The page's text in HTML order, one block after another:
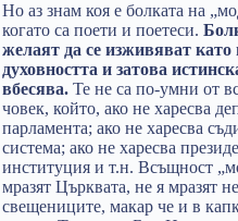
Но аз знам коя е болката на
когато са поети и поетеси.
желаят да се изживяват като
духовността и затова
вбесява. Те не са по-умни от
човек, който, ако не харесва
парламента; ако не харесва
система; ако не харесва
институция и т.н. Всъщност
мразят Църквата, не я мразят
свещениците, макар че и в